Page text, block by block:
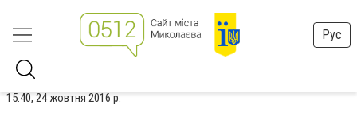
Рус
15:40, 24 жовтня 2016 р.